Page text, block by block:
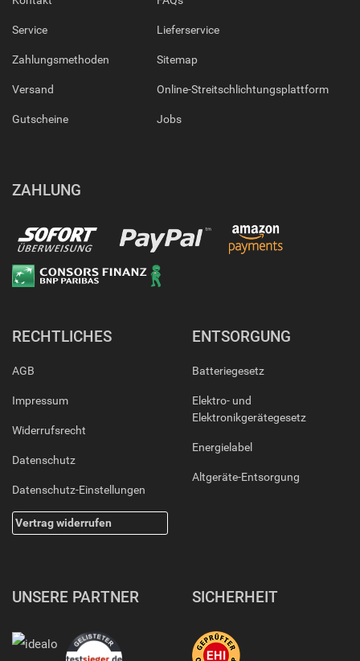
Service
Zahlungsmethoden
Versand
Gutscheine
Lieferservice
Sitemap
Online-Streitschlichtungsplattform
Jobs
ZAHLUNG
RECHTLICHES
AGB
Impressum
Widerrufsrecht
Datenschutz
Datenschutz-Einstellungen
Vertrag widerrufen
ENTSORGUNG
Batteriegesetz
Elektro- und
Elektronikgerätegesetz
Energielabel
Altgeräte-Entsorgung
UNSERE PARTNER SICHERHEIT